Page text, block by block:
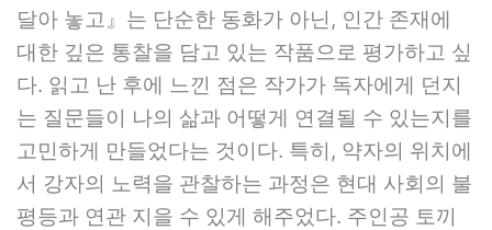
달아 놓고』는 단순한 동화가 아닌, 인간 존재에
대한 깊은 통찰을 담고 있는 작품으로 평가하고 싶
다. 읽고 난 후에 느낀 점은 작가가 독자에게 던지
는 질문들이 나의 삶과 어떻게 연결될 수 있는지를
고민하게 만들었다는 것이다. 특히, 약자의 위치에
서 강자의 노력을 관찰하는 과정은 현대 사회의 불
평등과 연관 지을 수 있게 해주었다. 주인공 토끼